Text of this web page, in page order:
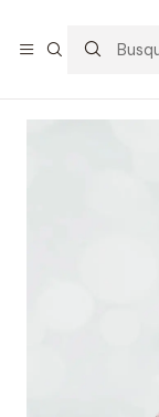
Pulsera de plata
16.2 grs x 22cm